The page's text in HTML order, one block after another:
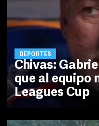
DEPORTES
Chivas:
que al equipo
Leagues Cup